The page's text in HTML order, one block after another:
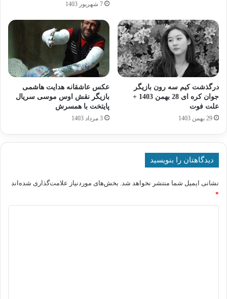
7 شهریور 1403
درگذشت کیم سه رون بازیگر
جوان کره ای 28 بهمن 1403 +
علت فوت
29 بهمن 1403
عکس عاشقانه هدایت هاشمی
بازیگر نقش اوس موسی سریال
پایتخت با همسرش
3 مرداد 1403
دیدگاهتان را بنویسید
نشانی ایمیل شما منتشر نخواهد شد. بخش‌های موردنیاز علامت‌گذاری شده‌اند
*